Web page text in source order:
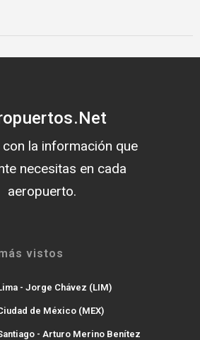
con la información que
necesitas en cada
aeropuerto.
vistos
- Jorge Chávez (LIM)
de México (MEX)
- Arturo Merino Benítez